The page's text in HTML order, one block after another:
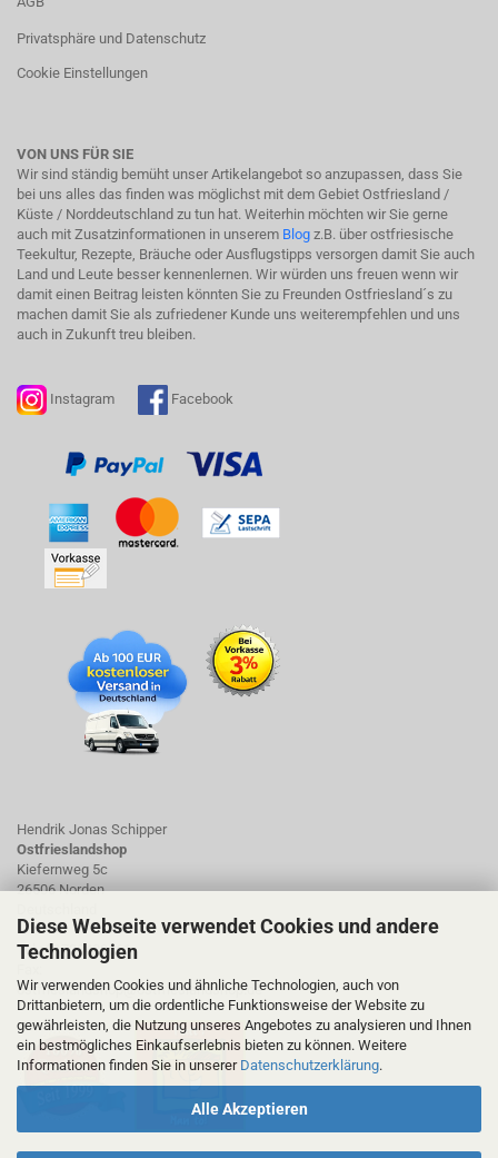
Diese Webseite verwendet Cookies und andere
Technologien
Wir verwenden Cookies und ähnliche Technologien, auch von
Drittanbietern, um die ordentliche Funktionsweise der Website zu
gewährleisten, die Nutzung unseres Angebotes zu analysieren und Ihnen
ein bestmögliches Einkaufserlebnis bieten zu können. Weitere
Informationen finden Sie in unserer Datenschutzerklärung.
Alle Akzeptieren
Privatsphäre und Datenschutz
Cookie Einstellungen
VON UNS FÜR SIE
Wir sind ständig bemüht unser Artikelangebot so anzupassen, dass Sie
bei uns alles das finden was möglichst mit dem Gebiet Ostfriesland /
Küste / Norddeutschland zu tun hat. Weiterhin möchten wir Sie gerne
auch mit Zusatzinformationen in unserem Blog z.B. über ostfriesische
Teekultur, Rezepte, Bräuche oder Ausflugstipps versorgen damit Sie auch
Land und Leute besser kennenlernen. Wir würden uns freuen wenn wir
damit einen Beitrag leisten könnten Sie zu Freunden Ostfriesland´s zu
machen damit Sie als zufriedener Kunde uns weiterempfehlen und uns
auch in Zukunft treu bleiben.
Instagram Facebook
Hendrik Jonas Schipper
Ostfrieslandshop
Kiefernweg 5c
26506 Norden
Tel.: 01723423661
ostfrieslandshop@ostfrieslandshop.de